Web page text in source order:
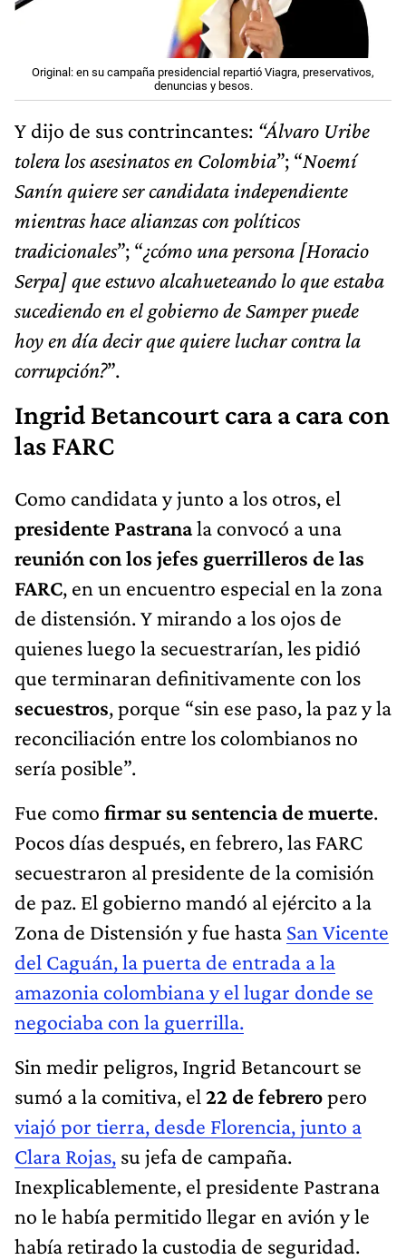
Original: en su campaña presidencial repartió Viagra, preservativos,
denuncias y besos.
Y dijo de sus contrincantes: “Álvaro Uribe
tolera los asesinatos en Colombia”; “Noemí
Sanín quiere ser candidata independiente
mientras hace alianzas con políticos
tradicionales”; “¿cómo una persona [Horacio
Serpa] que estuvo alcahueteando lo que estaba
sucediendo en el gobierno de Samper puede
hoy en día decir que quiere luchar contra la
corrupción?”.
Ingrid Betancourt cara a cara con
las FARC
Como candidata y junto a los otros, el
presidente Pastranala convocó a una
reunión con los jefes guerrilleros de las
FARC, en un encuentro especial en la zona
de distensión. Y mirando a los ojos de
quienes luego la secuestrarían, les pidió
que terminaran definitivamente con los
secuestros, porque “sin ese paso, la paz y la
reconciliación entre los colombianos no
sería posible”.
Fue como firmar su sentencia de muerte.
Pocos días después, en febrero, las FARC
secuestraron al presidente de la comisión
de paz. El gobierno mandó al ejército a la
Zona de Distensión y fue hasta San Vicente
del Caguán, la puerta de entrada a la
amazonia colombiana y el lugar donde se
negociaba con la guerrilla.
Sin medir peligros, Ingrid Betancourt se
sumó a la comitiva, el 22 de febreropero
viajó por tierra, desde Florencia, junto a
Clara Rojas, su jefa de campaña.
Inexplicablemente, el presidente Pastrana
no le había permitido llegar en avión y le
había retirado la custodia de seguridad.